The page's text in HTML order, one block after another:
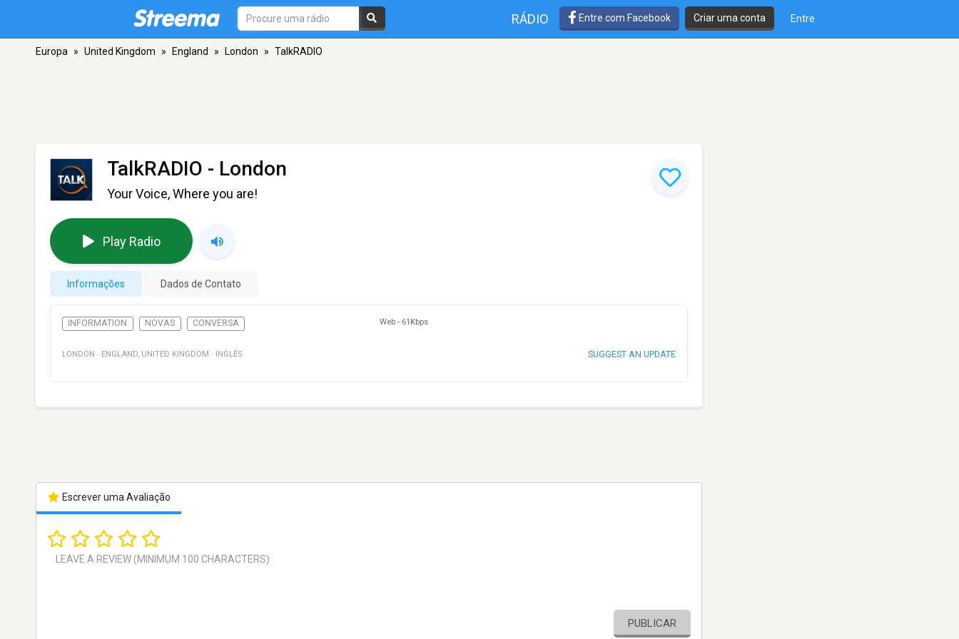
RÁDIO Entre com Facebook Criar uma conta Entre
Europa » United Kingdom » England » London » TalkRADIO
TalkRADIO - London
Your Voice, Where you are!
Play Radio
Informações Dados de Contato
INFORMATION NOVAS CONVERSA Web - 61Kbps
LONDON · ENGLAND, UNITED KINGDOM · INGLÊS SUGGEST AN UPDATE
Escrever uma Avaliação
PUBLICAR